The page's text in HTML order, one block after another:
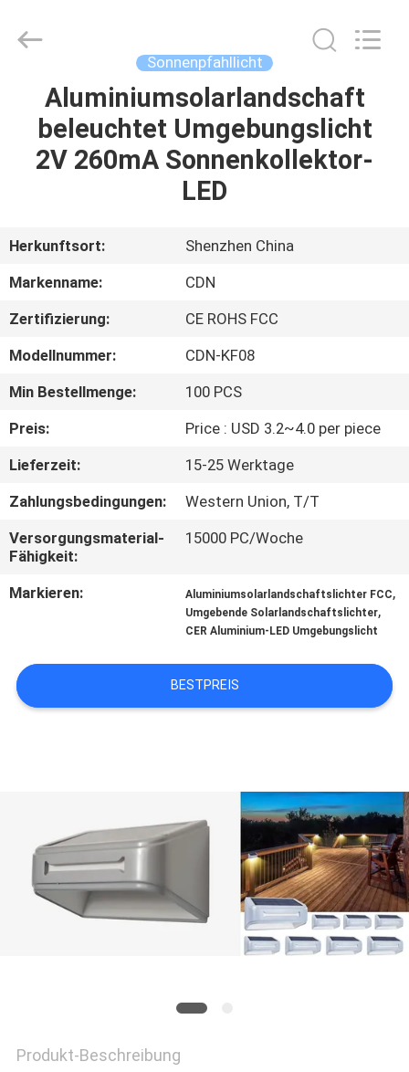
HEIM
PRODUKTE
UNS
TOUR
QUALITÄTSKONTROLLE
KONTAKTIERE
NACHRICHTEN
FÄLLE
FORDERN
SIE
EIN
ONLINE
SHOP
SITEMAP
Ltd..
Sonnenpfahllicht
Aluminiumsolarlandschaft
beleuchtet Umgebungslicht
2V 260mA Sonnenkollektor-
LED
Herkunftsort:
Shenzhen China
Markenname:
CDN
Zertifizierung:
CE ROHS FCC
Modellnummer:
CDN-KF08
Min Bestellmenge:
100 PCS
Preis:
Price : USD 3.2~4.0 per piece
Lieferzeit:
15-25 Werktage
Zahlungsbedingungen:
Western Union, T/T
Versorgungsmaterial-
Fähigkeit:
15000 PC/Woche
Markieren: Aluminiumsolarlandschaftslichter FCC,
Umgebende Solarlandschaftslichter,
CER Aluminium-LED Umgebungslicht
BESTPREIS
Produkt-Beschreibung